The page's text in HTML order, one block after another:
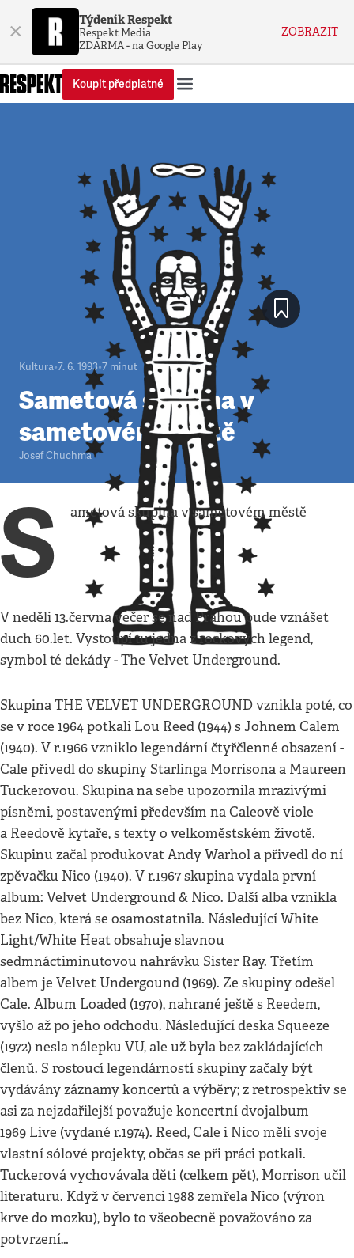
× Týdeník Respekt
Respekt Media
ZDARMA - na Google Play
ZOBRAZIT
Koupit předplatné
Kultura•7. 6. 1993•7 minut
Sametová skupina v
sametovém městě
Josef Chuchma
S ametová skupina v sametovém městě
V neděli 13.června večer se nad Prahou bude vznášet
duch 60.let. Vystoupí tu jedna z rockových legend,
symbol té dekády - The Velvet Underground.
Skupina THE VELVET UNDERGROUND vznikla poté, co
se v roce 1964 potkali Lou Reed (1944) s Johnem Calem
(1940). V r.1966 vzniklo legendární čtyřčlenné obsazení -
Cale přivedl do skupiny Starlinga Morrisona a Maureen
Tuckerovou. Skupina na sebe upozornila mrazivými
písněmi, postavenými především na Caleově viole
a Reedově kytaře, s texty o velkoměstském životě.
Skupinu začal produkovat Andy Warhol a přivedl do ní
zpěvačku Nico (1940). V r.1967 skupina vydala první
album: Velvet Underground & Nico. Další alba vznikla
bez Nico, která se osamostatnila. Následující White
Light/White Heat obsahuje slavnou
sedmnáctiminutovou nahrávku Sister Ray. Třetím
albem je Velvet Undergound (1969). Ze skupiny odešel
Cale. Album Loaded (1970), nahrané ještě s Reedem,
vyšlo až po jeho odchodu. Následující deska Squeeze
(1972) nesla nálepku VU, ale už byla bez zakládajících
členů. S rostoucí legendárností skupiny začaly být
vydávány záznamy koncertů a výběry; z retrospektiv se
asi za nejzdařilejší považuje koncertní dvojalbum
1969 Live (vydané r.1974). Reed, Cale i Nico měli svoje
vlastní sólové projekty, občas se při práci potkali.
Tuckerová vychovávala děti (celkem pět), Morrison učil
literaturu. Když v červenci 1988 zemřela Nico (výron
krve do mozku), bylo to všeobecně považováno za
potvrzení…